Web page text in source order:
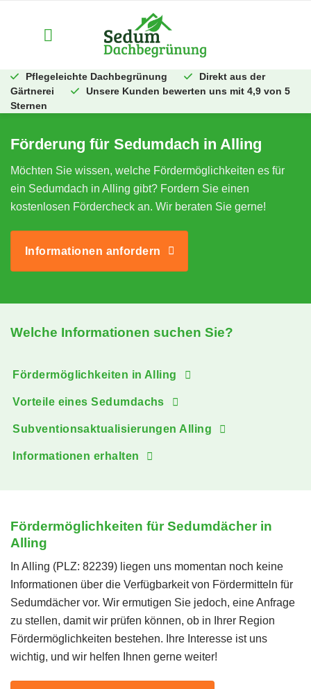
Pflegeleichte Dachbegrünung
Direkt aus der
Gärtnerei
Unsere Kunden bewerten uns mit 4,9 von 5
Sternen
Förderung für Sedumdach in Alling
Möchten Sie wissen, welche Fördermöglichkeiten es für
ein Sedumdach in Alling gibt? Fordern Sie einen
kostenlosen Fördercheck an. Wir beraten Sie gerne!
Informationen anfordern
Welche Informationen suchen Sie?
Fördermöglichkeiten in Alling
Vorteile eines Sedumdachs
Subventionsaktualisierungen Alling
Informationen erhalten
Fördermöglichkeiten für Sedumdächer in
Alling
In Alling (PLZ: 82239) liegen uns momentan noch keine
Informationen über die Verfügbarkeit von Fördermitteln für
Sedumdächer vor. Wir ermutigen Sie jedoch, eine Anfrage
zu stellen, damit wir prüfen können, ob in Ihrer Region
Fördermöglichkeiten bestehen. Ihre Interesse ist uns
wichtig, und wir helfen Ihnen gerne weiter!